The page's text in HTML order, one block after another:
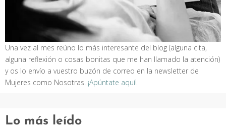
Una vez al mes reúno lo más interesante del blog (alguna cita,
alguna reflexión o cosas bonitas que me han llamado la atención)
y os lo envío a vuestro buzón de correo en la newsletter de
Mujeres como Nosotras. ¡Apúntate aquí!
Lo más leído